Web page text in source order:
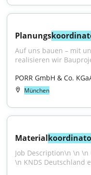
Planungs
Auf uns bauen – mit
realisieren wir
PORR GmbH & Co.
München
Material
Job Description\n \n
\n KNDS Deutschland